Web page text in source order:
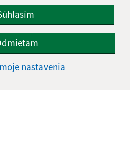
nastavenia
00327981